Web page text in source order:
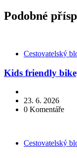
Podobné
KategorieCestovatelský
Kids friendly
23. 6. 2026
0 Komentáře
KategorieCestovatelský